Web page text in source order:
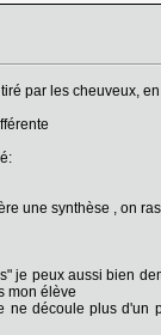
par les cheuveux,
une synthèse , on
je peux aussi bien
mon élève
découle plus d'un